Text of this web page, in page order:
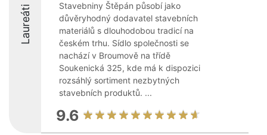
Laureáti
Stavebniny Štěpán působí jako
důvěryhodný dodavatel stavebních
materiálů s dlouhodobou tradicí na
českém trhu. Sídlo společnosti se
nachází v Broumově na třídě
Soukenická 325, kde má k dispozici
rozsáhlý sortiment nezbytných
stavebních produktů. ...
9.6